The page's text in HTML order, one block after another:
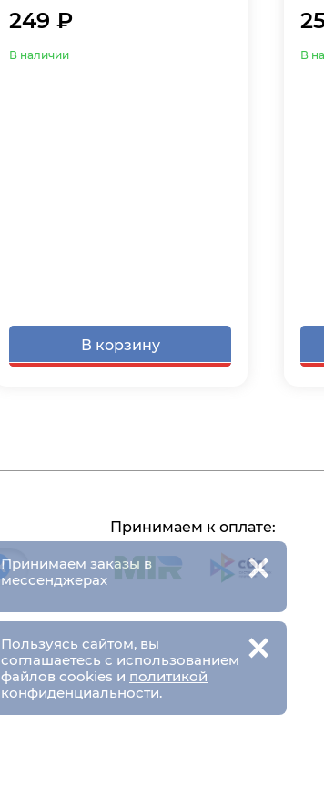
249 ₽
В наличии
В корзину
В
Принимаем к оплате:
Пользуясь сайтом, вы
соглашаетесь с использованием
файлов cookies и политикой
конфиденциальности.
×
Принимаем заказы в
мессенджерах
×